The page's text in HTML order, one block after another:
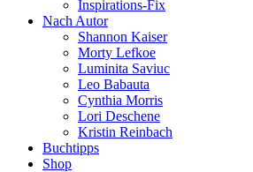
Inspirations-Fix
Nach Autor
Shannon Kaiser
Morty Lefkoe
Luminita Saviuc
Leo Babauta
Cynthia Morris
Lori Deschene
Kristin Reinbach
Buchtipps
Shop